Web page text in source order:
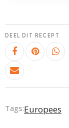
DEEL DIT RECEPT
Tags:Europees